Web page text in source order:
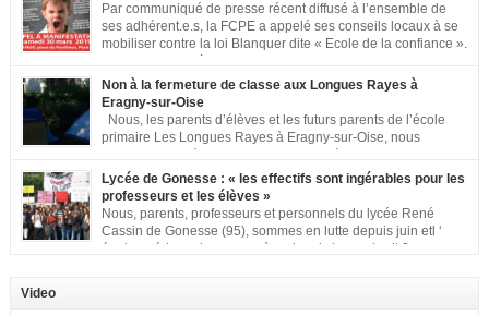
Par communiqué de presse récent diffusé à l’ensemble de
ses adhérent.e.s, la FCPE a appelé ses conseils locaux à se
mobiliser contre la loi Blanquer dite « Ecole de la confiance ».
met à votre disposition ce kit de mobilisation comprenant : 1 affiche
appelant […]
Non à la fermeture de classe aux Longues Rayes à
Eragny-sur-Oise
Nous, les parents d’élèves et les futurs parents de l’école
primaire Les Longues Rayes à Eragny-sur-Oise, nous
classe aux Longues Rayes ». Non à la dégradation continue des conditions
d’accueil et d’apprentissage de nos enfants à l’école primaire. Chaque
enfant a droit à […]
Lycée de Gonesse : « les effectifs sont ingérables pour les
professeurs et les élèves »
Nous, parents, professeurs et personnels du lycée René
Cassin de Gonesse (95), sommes en lutte depuis juin etl ‘
équipe pédagogique en grève depuis le vendredi 2
nombreuses classes de première et […]
Video